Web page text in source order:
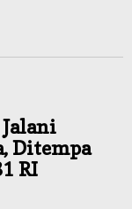
Ditempa
RI